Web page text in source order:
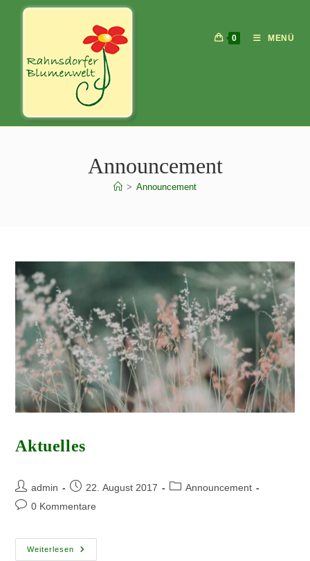
0 MENÜ
Announcement
> Announcement
Aktuelles
admin 22. August 2017
Announcement
0 Kommentare
Weiterlesen